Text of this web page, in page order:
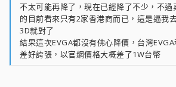
不太可能再降了，現在已經降了不少，不
的目前看來只有2家香港商而已，這是逼我
3D就對了
結果這次EVGA都沒有佛心降價，台灣
差好誇張，以官網價格大概差了1W台幣